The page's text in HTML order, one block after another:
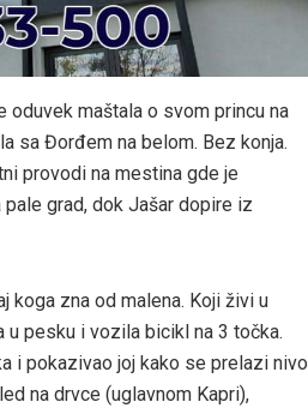
oduvek maštala o svom princu na
sa Đorđem na belom. Bez konja.
provodi na mestina gde je
grad, dok Jašar dopire iz
koga zna od malena. Koji živi u
u pesku i vozila bicikl na 3 točka.
i pokazivao joj kako se prelazi nivo
na drvce (uglavnom Kapri),